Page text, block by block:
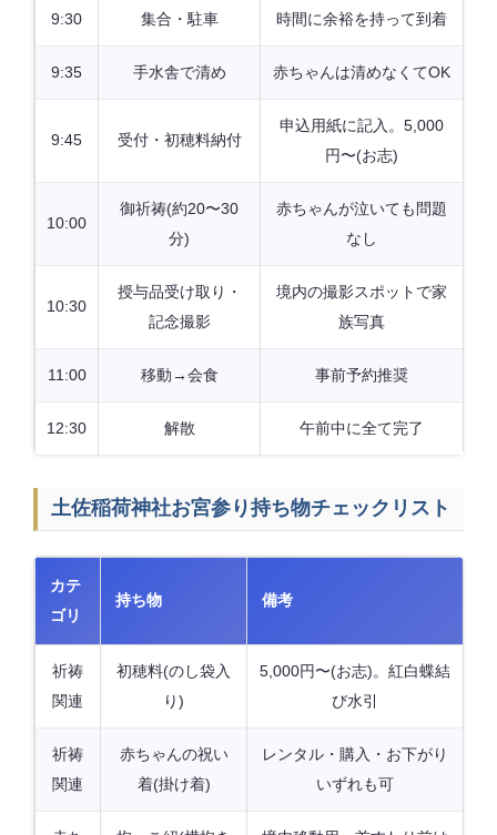
9:30 集合・駐車 時間に余裕を持って到着
9:35 手水舎で清め 赤ちゃんは清めなくてOK
9:45 受付・初穂料納付
申込用紙に記入。5,000
円〜(お志)
10:00
御祈祷(約20〜30
分)
赤ちゃんが泣いても問題
なし
10:30
授与品受け取り・
記念撮影
境内の撮影スポットで家
族写真
11:00 移動→会食 事前予約推奨
12:30 解散 午前中に全て完了
土佐稲荷神社お宮参り持ち物チェックリスト
カテ
ゴリ
持ち物 備考
祈祷
関連
初穂料(のし袋入
り)
5,000円〜(お志)。紅白蝶結
び水引
祈祷
関連
赤ちゃんの祝い
着(掛け着)
レンタル・購入・お下がり
いずれも可